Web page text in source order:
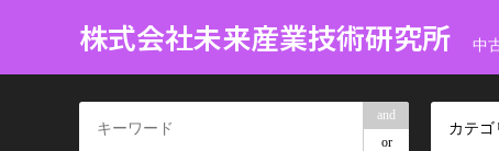
株式会社未来産業技術研究所 中
and
or
カテゴ